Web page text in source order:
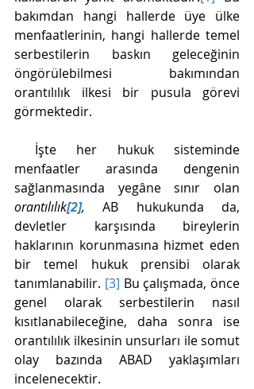
bakımdan hangi hallerde üye ülke
menfaatlerinin, hangi hallerde temel
serbestilerin baskın geleceğinin
öngörülebilmesi bakımından
orantılılık ilkesi bir pusula görevi
görmektedir.
menfaatler arasında dengenin
orantılılık[2], AB hukukunda da,
devletler karşısında bireylerin
haklarının korunmasına hizmet eden
bir temel hukuk prensibi olarak
tanımlanabilir. [3] Bu çalışmada, önce
genel olarak serbestilerin nasıl
kısıtlanabileceğine, daha sonra ise
orantılılık ilkesinin unsurları ile somut
olay bazında ABAD yaklaşımları
incelenecektir.